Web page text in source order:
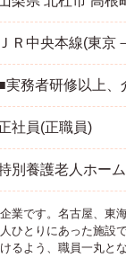
社員(正職員)
業です。名古屋、東
ひとりにあった施設
るよう、職員一丸と